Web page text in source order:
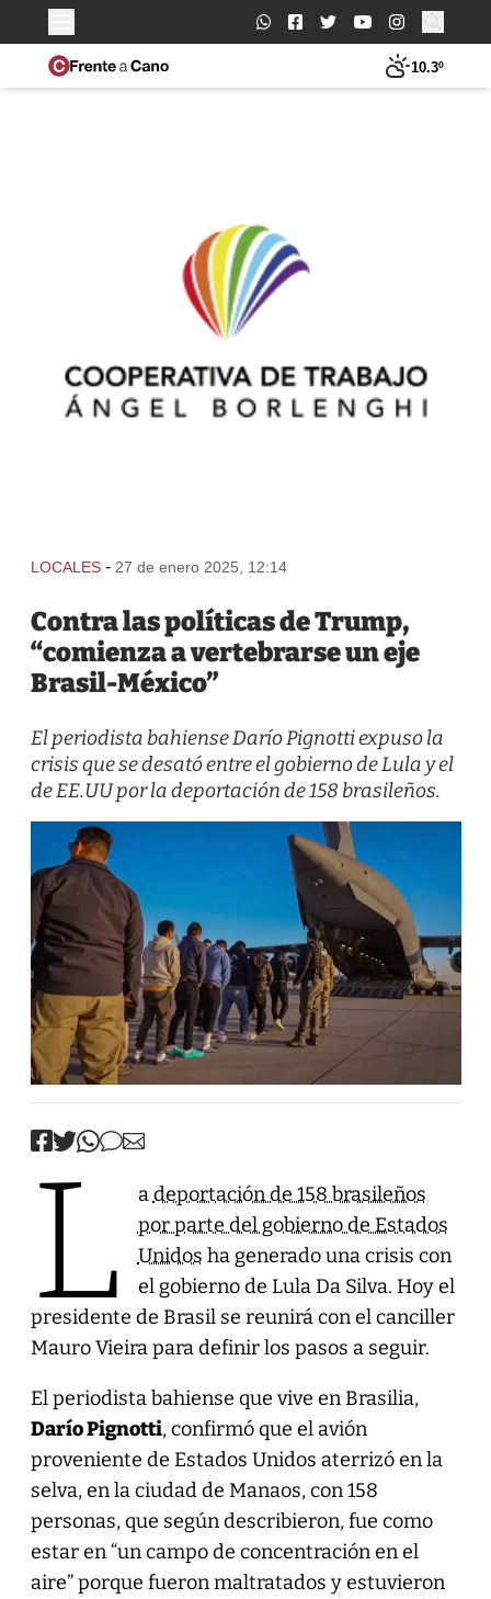
Buscar:
10.3º
LOCALES - 27 de enero 2025, 12:14
Contra las políticas de Trump,
“comienza a vertebrarse un eje
Brasil-México”
El periodista bahiense Darío Pignotti expuso la
crisis que se desató entre el gobierno de Lula y el
de EE.UU por la deportación de 158 brasileños.
L adeportación de 158 brasileños
por parte del gobierno de Estados
Unidos ha generado una crisis con
el gobierno de Lula Da Silva. Hoy el
presidente de Brasil se reunirá con el canciller
Mauro Vieira para definir los pasos a seguir.
El periodista bahiense que vive en Brasilia,
Darío Pignotti, confirmó que el avión
proveniente de Estados Unidos aterrizó en la
selva, en la ciudad de Manaos, con 158
personas, que según describieron, fue como
estar en “un campo de concentración en el
aire” porque fueron maltratados y estuvieron